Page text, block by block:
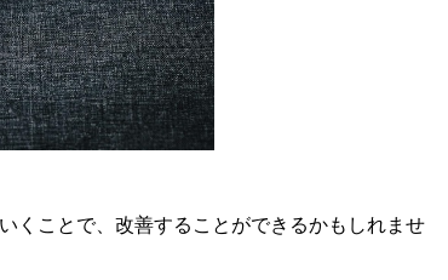
くことで、改善することができるかもしれませ